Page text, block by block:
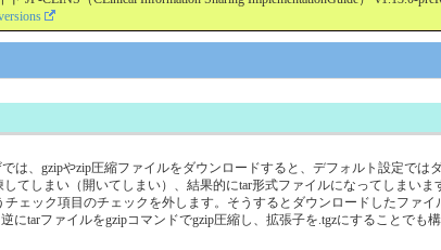
は、gzipやzip圧縮ファイルをダウンロードすると、デフォルト設定では
てしまい（開いてしまい）、結果的にtar形式ファイルになってしまいま
ェック項目のチェックを外します。そうするとダウンロードしたファイ
tarファイルをgzipコマンドでgzip圧縮し、拡張子を.tgzにすることでも構